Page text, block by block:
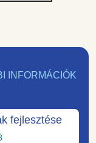
INFORMÁCIÓK
fejlesztése